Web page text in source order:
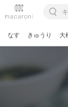
なす きゅうり 大